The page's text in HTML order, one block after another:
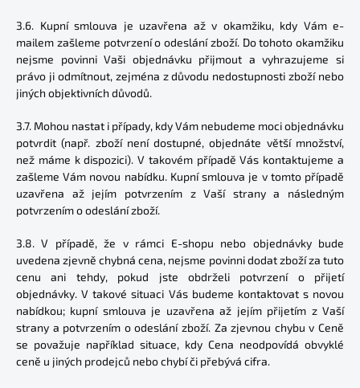
3.6. Kupní smlouva je uzavřena až v okamžiku, kdy Vám e-
mailem zašleme potvrzení o odeslání zboží. Do tohoto okamžiku
nejsme povinni Vaši objednávku přijmout a vyhrazujeme si
právo ji odmítnout, zejména z důvodu nedostupnosti zboží nebo
jiných objektivních důvodů.
3.7. Mohou nastat i případy, kdy Vám nebudeme moci objednávku
potvrdit (např. zboží není dostupné, objednáte větší množství,
než máme k dispozici). V takovém případě Vás kontaktujeme a
zašleme Vám novou nabídku. Kupní smlouva je v tomto případě
uzavřena až jejím potvrzením z Vaší strany a následným
potvrzením o odeslání zboží.
3.8. V případě, že v rámci E-shopu nebo objednávky bude
uvedena zjevně chybná cena, nejsme povinni dodat zboží za tuto
cenu ani tehdy, pokud jste obdrželi potvrzení o přijetí
objednávky. V takové situaci Vás budeme kontaktovat s novou
nabídkou; kupní smlouva je uzavřena až jejím přijetím z Vaší
strany a potvrzením o odeslání zboží. Za zjevnou chybu v Ceně
se považuje například situace, kdy Cena neodpovídá obvyklé
ceně u jiných prodejců nebo chybí či přebývá cifra.